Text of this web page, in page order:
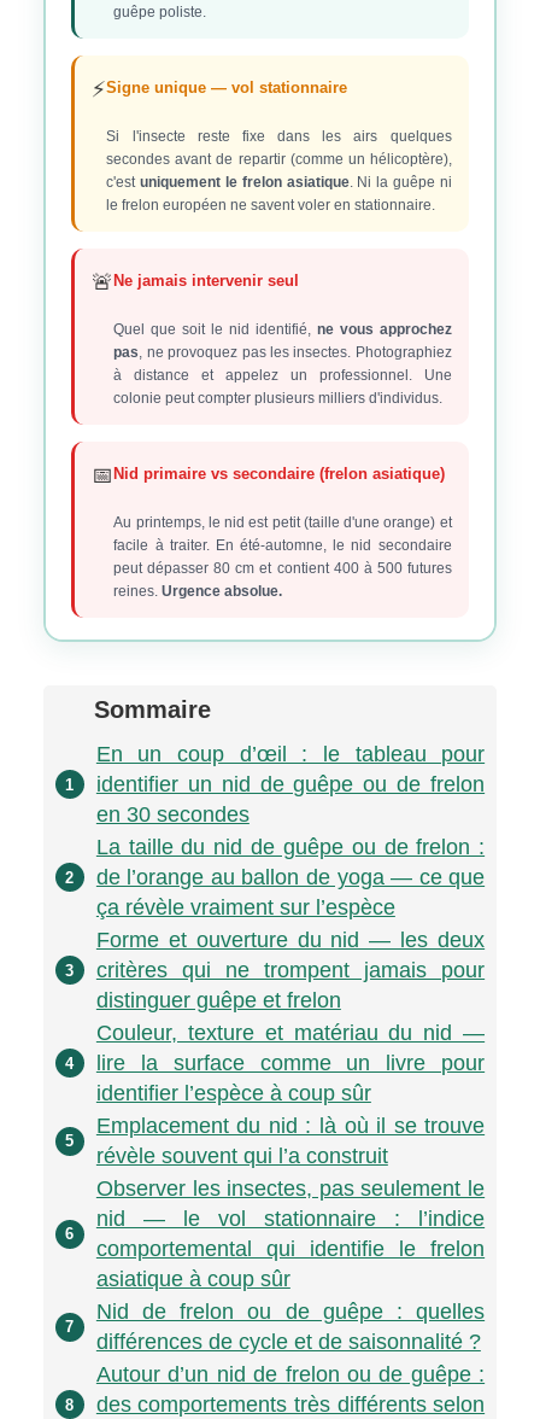
guêpe poliste.
⚡Signe unique — vol stationnaire
Si l'insecte reste fixe dans les airs quelques
secondes avant de repartir (comme un hélicoptère),
c'estuniquement le frelon asiatique. Ni la guêpe ni
le frelon européen ne savent voler en stationnaire.
🚨Ne jamais intervenir seul
Quel que soit le nid identifié, ne vous approchez
pas, ne provoquez pas les insectes. Photographiez
à distance et appelez un professionnel. Une
colonie peut compter plusieurs milliers d'individus.
📅Nid primaire vs secondaire (frelon asiatique)
Au printemps, le nid est petit (taille d'une orange) et
facile à traiter. En été-automne, le nid secondaire
peut dépasser 80 cm et contient 400 à 500 futures
reines.Urgence absolue.
Sommaire
1
En un coup d’œil : le tableau pour
identifier un nid de guêpe ou de frelon
en 30 secondes
2
La taille du nid de guêpe ou de frelon :
de l’orange au ballon de yoga — ce que
ça révèle vraiment sur l’espèce
3
Forme et ouverture du nid — les deux
critères qui ne trompent jamais pour
distinguer guêpe et frelon
4
Couleur, texture et matériau du nid —
lire la surface comme un livre pour
identifier l’espèce à coup sûr
5
Emplacement du nid : là où il se trouve
révèle souvent qui l’a construit
6
Observer les insectes, pas seulement le
nid — le vol stationnaire : l’indice
comportemental qui identifie le frelon
asiatique à coup sûr
7
Nid de frelon ou de guêpe : quelles
différences de cycle et de saisonnalité ?
8
Autour d’un nid de frelon ou de guêpe :
des comportements très différents selon